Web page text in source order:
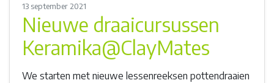
13 september 2021
Nieuwe draaicursussen
Keramika@ClayMates
We starten met nieuwe lessenreeksen pottendraaien